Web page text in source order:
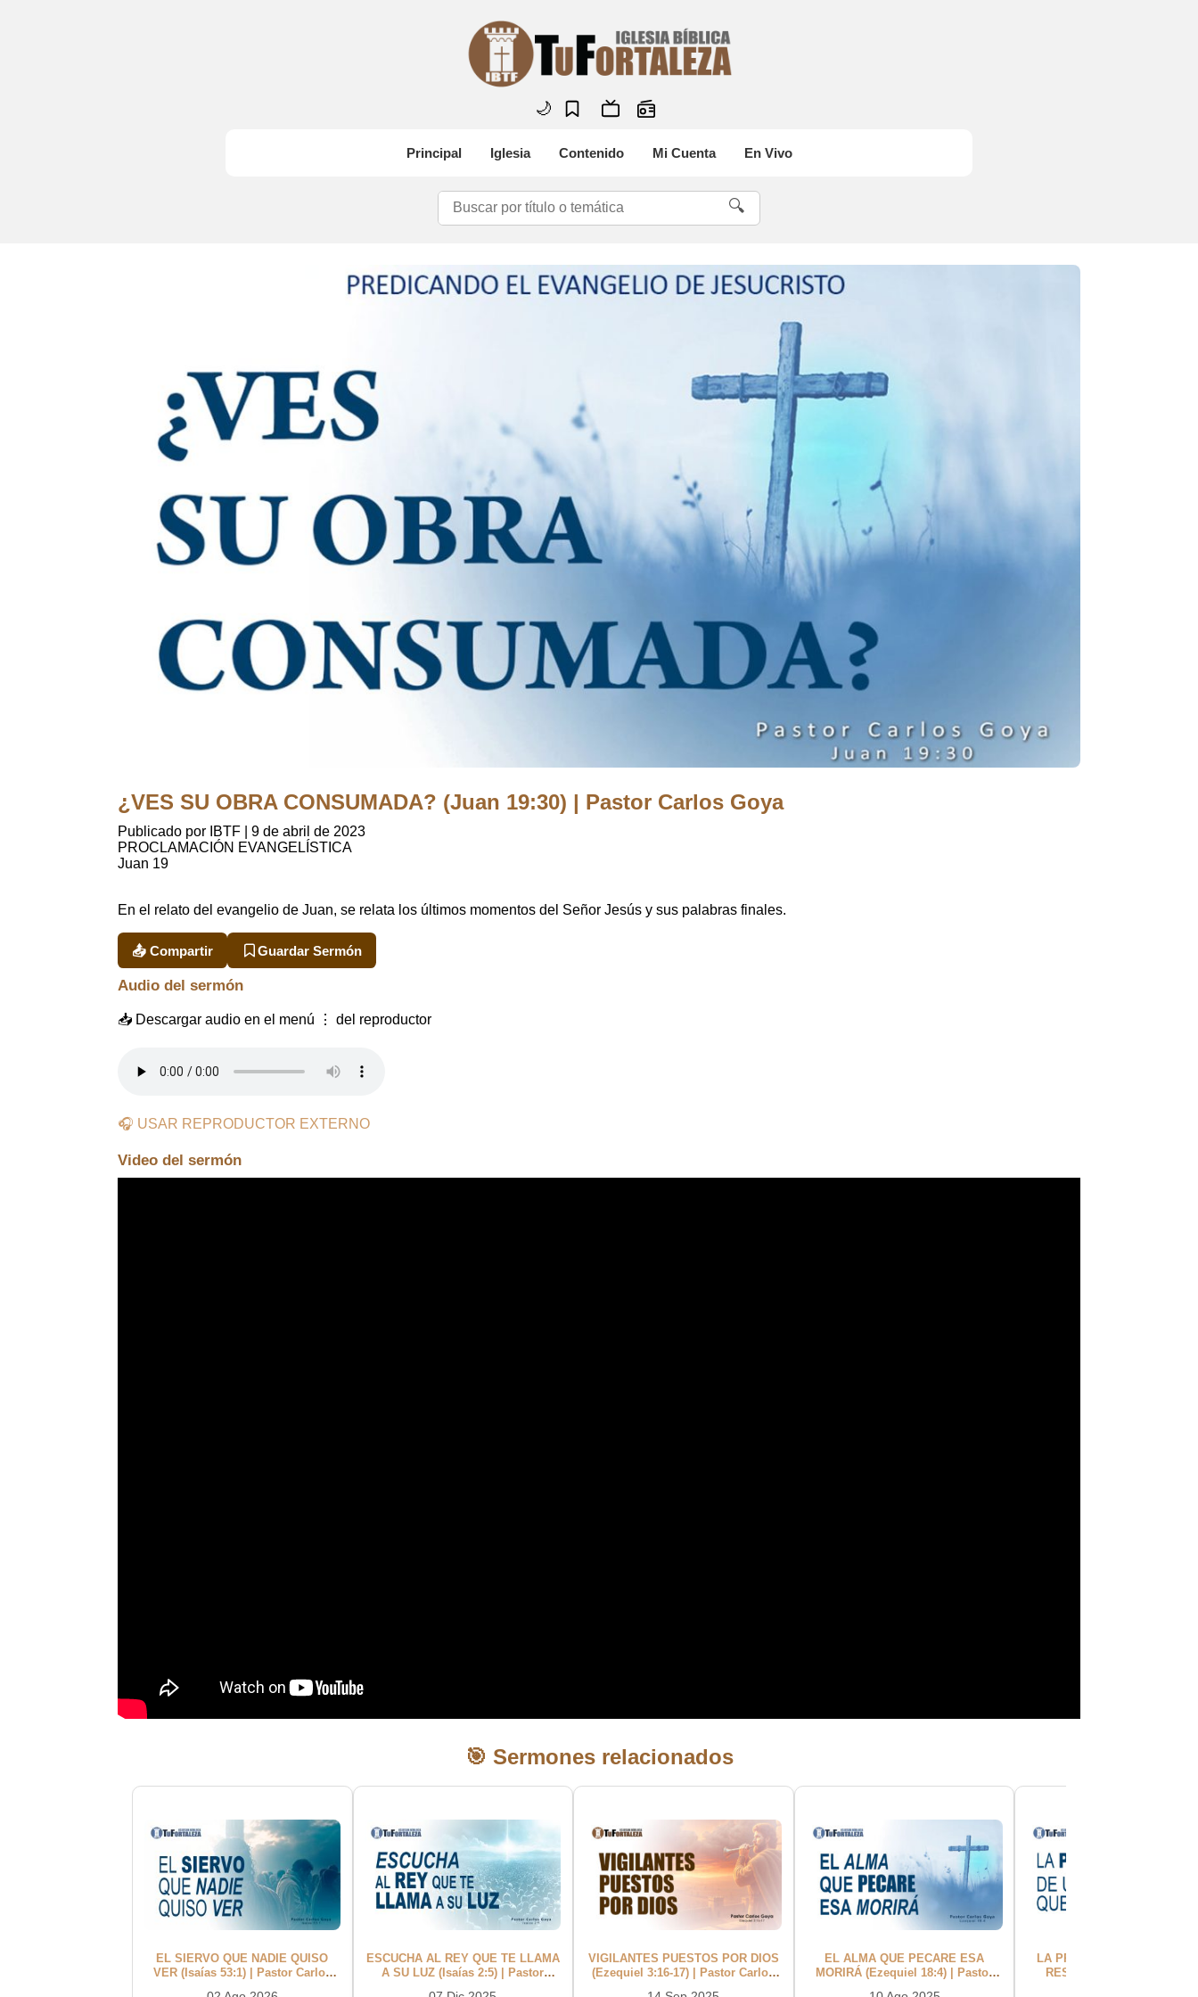
🌙
Principal Iglesia Contenido Mi Cuenta En Vivo
🔍
¿VES SU OBRA CONSUMADA? (Juan 19:30) | Pastor Carlos Goya
Publicado por IBTF
9 de abril de 2023
PROCLAMACIÓN EVANGELÍSTICA
Juan 19
En el relato del evangelio de Juan, se relata los últimos momentos del Señor Jesús y sus palabras finales.
📤 Compartir Guardar Sermón
Audio del sermón
📥 Descargar audio en el menú ⋮ del reproductor
🎧 USAR REPRODUCTOR EXTERNO
Video del sermón
🎯 Sermones relacionados
EL SIERVO QUE NADIE QUISO
VER (Isaías 53:1) | Pastor Carlos
ESCUCHA AL REY QUE TE LLAMA
A SU LUZ (Isaías 2:5) | Pastor
VIGILANTES PUESTOS POR DIOS
(Ezequiel 3:16-17) | Pastor Carlos
EL ALMA QUE PECARE ESA
MORIRÁ (Ezequiel 18:4) | Pastor
LA PROMESA DE UN DIOS
RESPONDE (Jeremías